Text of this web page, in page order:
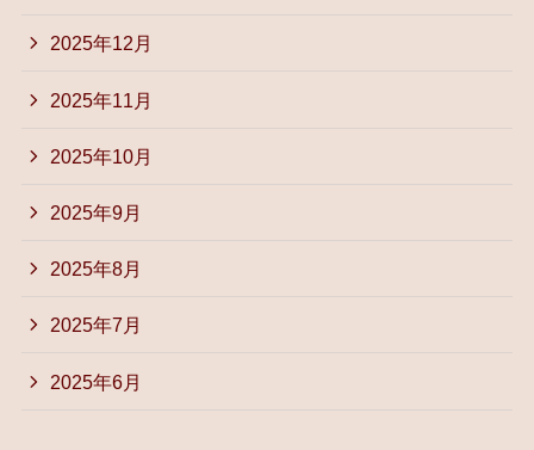
2025年12月
2025年11月
2025年10月
2025年9月
2025年8月
2025年7月
2025年6月